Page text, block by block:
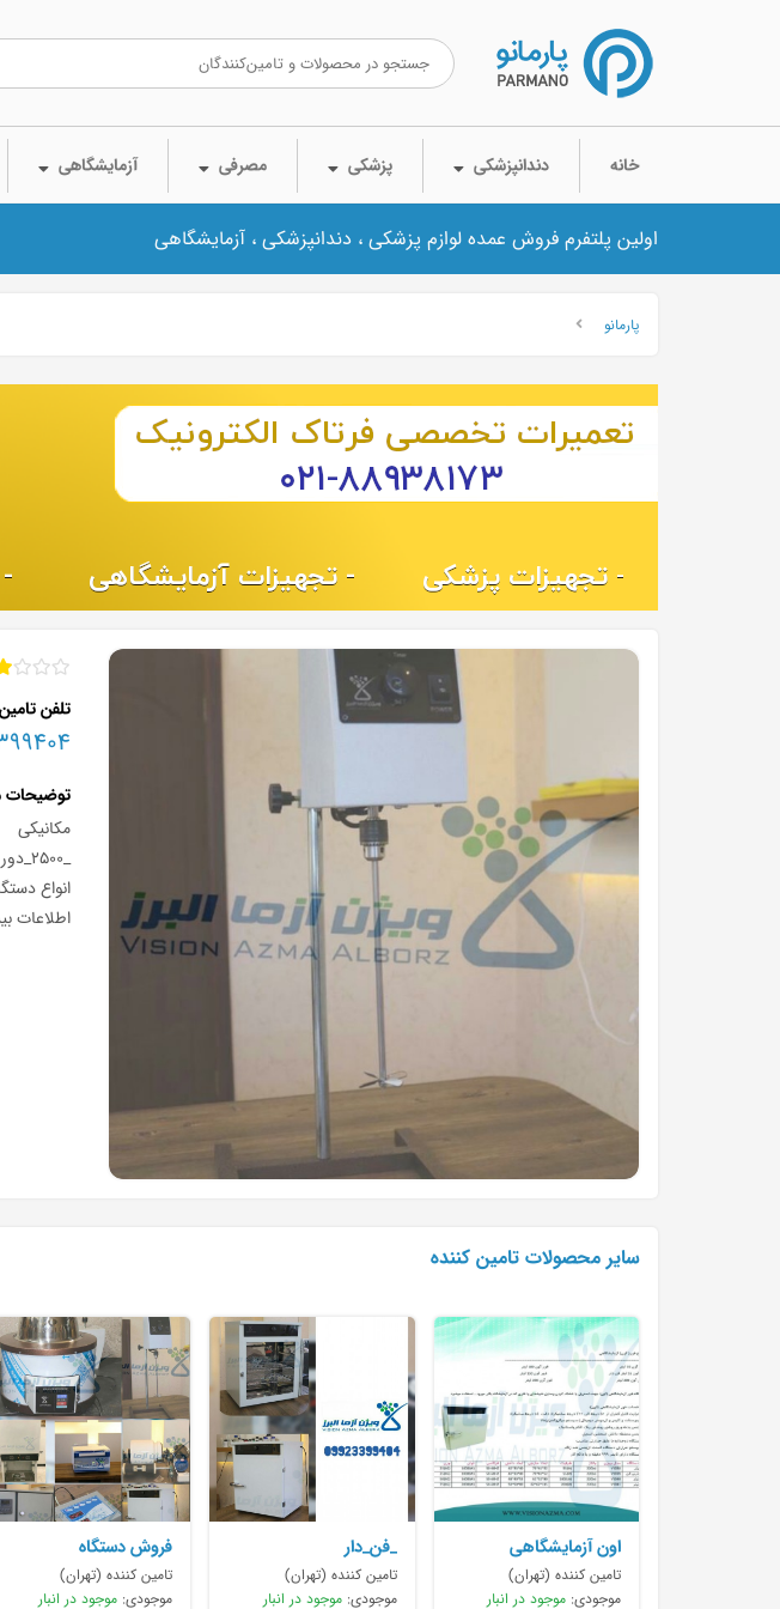
خانه دندانپزشکی پزشکی مصرفی آزمایشگاهی
اولین پلتفرم فروش عمده لوازم پزشکی ، دندانپزشکی ، آزمایشگاهی
پارمانو
تلفن
مکانیکی
_2500_دور
انواع
اطلاعات
سایر محصولات تامین کننده
اون آزمایشگاهی
تامین کننده (تهران)
موجودی: موجود در انبار
_فن_دار
تامین کننده (تهران)
موجودی:موجود در انبار
فروش دستگاه
ازمایشگاهی تجهیز
آزمایشگاهی
تامین کننده (تهران)
موجودی: موجود در انبار